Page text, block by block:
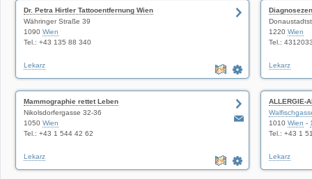
Dr. Petra Hirtler Tattooentfernung Wien
Währinger Straße 39
1090 Wien
Tel.: +43 135 88 340
Lekarz
1220 Wien
Tel.:
Lekarz
Mammographie rettet Leben
Nikolsdorfergasse 32-36
1050 Wien
Tel.: +43 1 544 42 62
Lekarz
ALLERGIE-
1010 Wien -
Tel.: +43 1
Lekarz